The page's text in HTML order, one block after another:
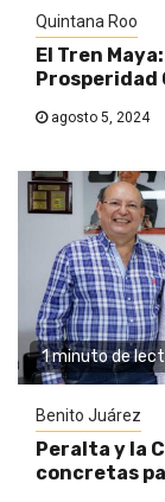
Quintana Roo
El Tren
Prosperidad
agosto 5, 2024
1 minuto de
Benito Juárez
Peralta y la
concretas